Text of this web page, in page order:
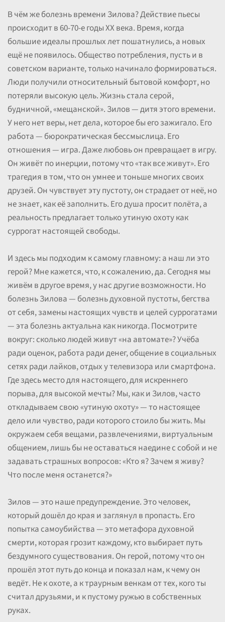
В чём же болезнь времени Зилова? Действие пьесы
происходит в 60-70-е годы XX века. Время, когда
большие идеалы прошлых лет пошатнулись, а новых
ещё не появилось. Общество потребления, пусть и в
советском варианте, только начинало формироваться.
Люди получили относительный бытовой комфорт, но
потеряли высокую цель. Жизнь стала серой,
будничной, «мещанской». Зилов — дитя этого времени.
У него нет веры, нет дела, которое бы его зажигало. Его
работа — бюрократическая бессмыслица. Его
отношения — игра. Даже любовь он превращает в игру.
Он живёт по инерции, потому что «так все живут». Его
трагедия в том, что он умнее и тоньше многих своих
друзей. Он чувствует эту пустоту, он страдает от неё, но
не знает, как её заполнить. Его душа просит полёта, а
реальность предлагает только утиную охоту как
суррогат настоящей свободы.
И здесь мы подходим к самому главному: а наш ли это
герой? Мне кажется, что, к сожалению, да. Сегодня мы
живём в другое время, у нас другие возможности. Но
болезнь Зилова — болезнь духовной пустоты, бегства
от себя, замены настоящих чувств и целей суррогатами
— эта болезнь актуальна как никогда. Посмотрите
вокруг: сколько людей живут «на автомате»? Учёба
ради оценок, работа ради денег, общение в социальных
сетях ради лайков, отдых у телевизора или смартфона.
Где здесь место для настоящего, для искреннего
порыва, для высокой мечты? Мы, как и Зилов, часто
откладываем свою «утиную охоту» — то настоящее
дело или чувство, ради которого стоило бы жить. Мы
окружаем себя вещами, развлечениями, виртуальным
общением, лишь бы не оставаться наедине с собой и не
задавать страшных вопросов: «Кто я? Зачем я живу?
Что после меня останется?»
Зилов — это наше предупреждение. Это человек,
который дошёл до края и заглянул в пропасть. Его
попытка самоубийства — это метафора духовной
смерти, которая грозит каждому, кто выбирает путь
бездумного существования. Он герой, потому что он
прошёл этот путь до конца и показал нам, к чему он
ведёт. Не к охоте, а к траурным венкам от тех, кого ты
считал друзьями, и к пустому ружью в собственных
руках.